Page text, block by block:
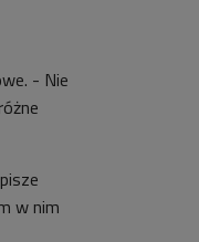
- Nie
w nim